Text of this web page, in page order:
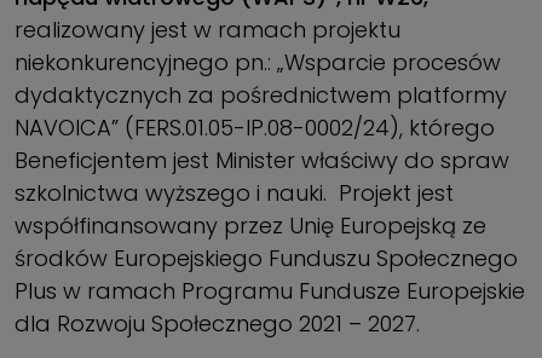
realizowany jest w ramach projektu
niekonkurencyjnego pn.: „Wsparcie procesów
dydaktycznych za pośrednictwem platformy
NAVOICA” (FERS.01.05-IP.08-0002/24), którego
Beneficjentem jest Minister właściwy do spraw
szkolnictwa wyższego i nauki. Projekt jest
współfinansowany przez Unię Europejską ze
środków Europejskiego Funduszu Społecznego
Plus w ramach Programu Fundusze Europejskie
dla Rozwoju Społecznego 2021 – 2027.